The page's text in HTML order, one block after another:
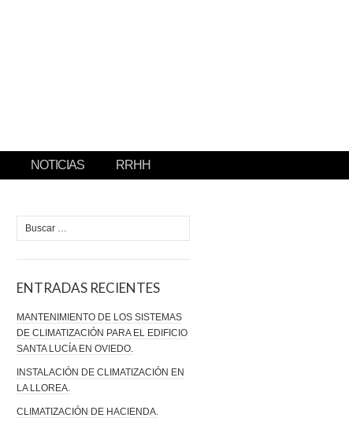
RRHH
NOTICIAS
Buscar:
ENTRADAS RECIENTES
MANTENIMIENTO DE LOS SISTEMAS
DE CLIMATIZACIÓN PARA EL EDIFICIO
SANTA LUCÍA EN OVIEDO.
INSTALACIÓN DE CLIMATIZACIÓN EN
LA LLOREA.
CLIMATIZACIÓN DE HACIENDA.